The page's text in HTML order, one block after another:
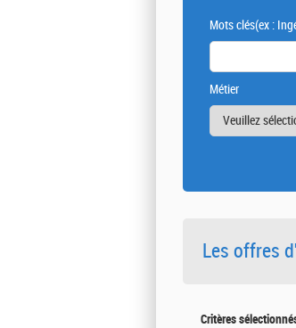
Mots clés(ex :
Métier
Les offres
Critères